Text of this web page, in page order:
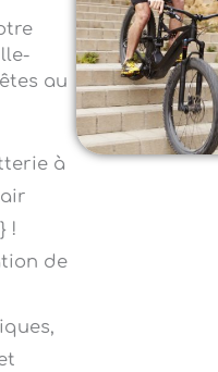
au
à
!
de